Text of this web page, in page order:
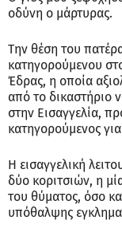
οδύνη ο μάρτυρας.
Την θέση του
κατηγορούμενου
Έδρας, η οποία
από το δικαστήριο
στην Εισαγγελία,
κατηγορούμενος
Η εισαγγελική
δύο κοριτσιών, η
του θύματος, όσο
υπόθαλψης